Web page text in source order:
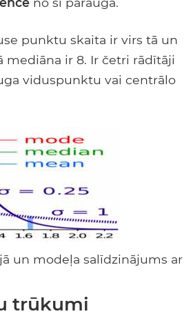
punktu skaita ir virs tā un
mediāna ir 8. Ir četri rādītāji
viduspunktu vai centrālo
un modeļa salīdzinājums ar
trūkumi